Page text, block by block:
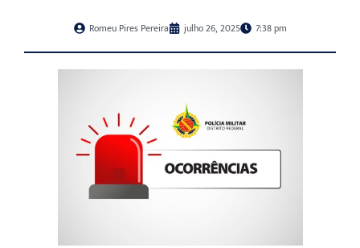
Romeu Pires Pereira julho 26, 2025 7:38 pm